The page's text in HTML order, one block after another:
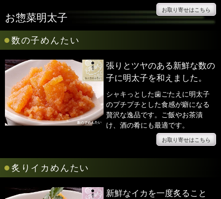
お取り寄せはこちら
お惣菜明太子
● 数の子めんたい
張りとツヤのある新鮮な数の
子に明太子を和えました。
シャキっとした歯ごたえに明太子
のプチプチとした食感が癖になる
贅沢な逸品です。ご飯やお茶漬
け、酒の肴にも最適です。
お取り寄せはこちら
● 炙りイカめんたい
新鮮なイカを一度炙ること